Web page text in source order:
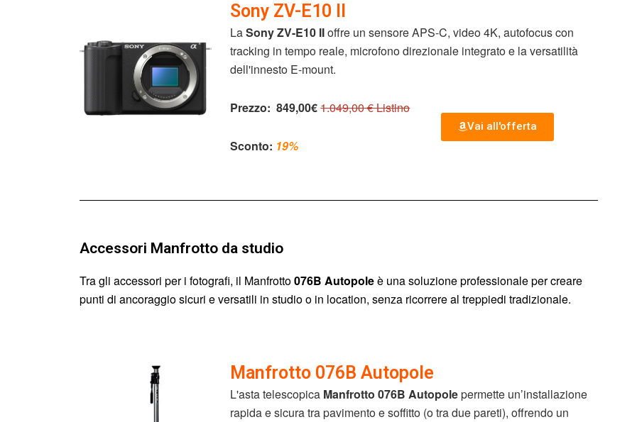
Sony ZV-E10 II
LaSony ZV-E10 IIoffre un sensore APS-C, video 4K, autofocus con
tracking in tempo reale, microfono direzionale integrato e la versatilità
dell'innesto E-mount.
Prezzo: 849,00€1.049,00 € Listino
Sconto: 19%
Vai all'offerta
Accessori Manfrotto da studio
Tra gli accessori per i fotografi, il Manfrotto076B Autopoleè una soluzione professionale per creare
punti di ancoraggio sicuri e versatili in studio o in location, senza ricorrere al treppiedi tradizionale.
Manfrotto 076B Autopole
L'asta telescopica Manfrotto 076B Autopolepermette un’installazione
rapida e sicura tra pavimento e soffitto (o tra due pareti), offrendo un